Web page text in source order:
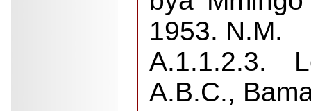
1953. N.M.
A.1.1.2.3.
A.B.C.,